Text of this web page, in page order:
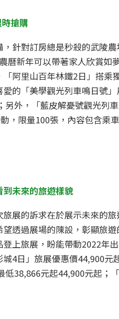
搶購
針對訂房總是秒殺的武陵
曆新年可以帶著家人欣賞如
阿里山百年林鐵2日」搭
的「美學觀光列車鳴日號
外，「藍皮解憂號觀光列
，限量100張，內容包含乘
未來的旅遊樣貌
展的訴求在於展示未來的
透過展場的陳設，彰顯旅
上旅展，盼能帶動2022年
4日」旅展優惠價44,900
低38,866元起44,900元起；